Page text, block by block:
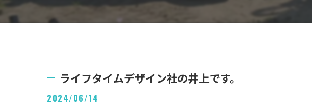
ライフタイムデザイン社の井上です。
2024/06/14